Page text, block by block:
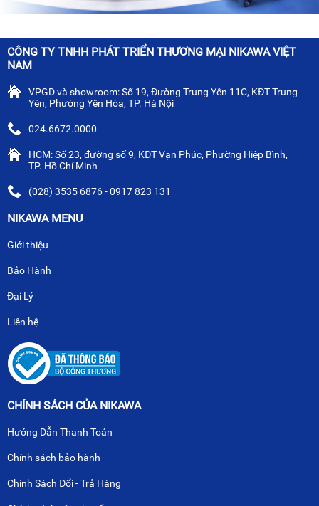
CÔNG TY TNHH PHÁT TRIỂN THƯƠNG MẠI NIKAWA VIỆT
NAM
VPGD và showroom: Số 19, Đường Trung Yên 11C, KĐT Trung
Yên, Phường Yên Hòa, TP. Hà Nội
024.6672.0000
HCM: Số 23, đường số 9, KĐT Vạn Phúc, Phường Hiệp Bình,
TP. Hồ Chí Minh
(028) 3535 6876 - 0917 823 131
NIKAWA MENU
Giới thiệu
Bảo Hành
Đại Lý
Liên hệ
CHÍNH SÁCH CỦA NIKAWA
Hướng Dẫn Thanh Toán
Chính sách bảo hành
Chính Sách Đổi - Trả Hàng